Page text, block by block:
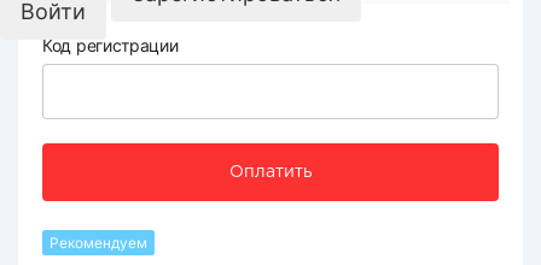
Войти
Код регистрации
Оплатить
Рекомендуем